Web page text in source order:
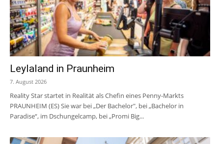
Leylaland in Praunheim
7. August 2026
Reality Star startet in Realität als Chefin eines Penny-Markts
PRAUNHEIM (ES) Sie war bei „Der Bachelor", bei „Bachelor in
Paradise“, im Dschungelcamp, bei „Promi Big...